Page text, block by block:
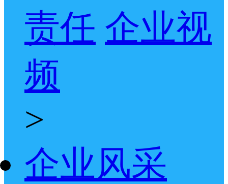
责任 企业视
频
>
企业风采